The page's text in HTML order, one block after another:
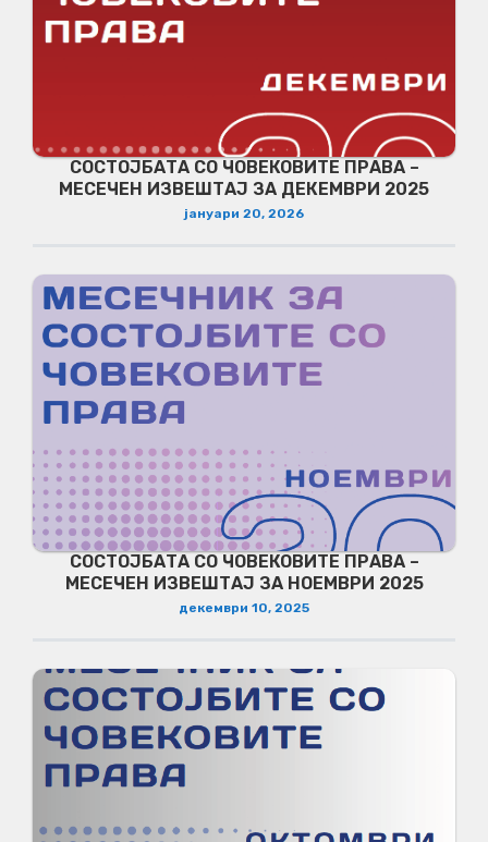
СОСТОЈБАТА СО ЧОВЕКОВИТЕ ПРАВА –
МЕСЕЧЕН ИЗВЕШТАЈ ЗА ДЕКЕМВРИ 2025
јануари 20, 2026
СОСТОЈБАТА СО ЧОВЕКОВИТЕ ПРАВА –
МЕСЕЧЕН ИЗВЕШТАЈ ЗА НОЕМВРИ 2025
декември 10, 2025